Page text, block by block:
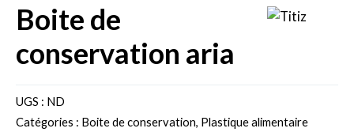
boite de
conservation aria
UGS : ND
Catégories : Boite de conservation, Plastique alimentaire